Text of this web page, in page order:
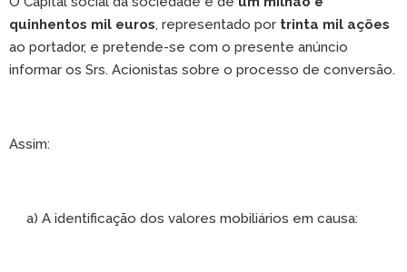
quinhentos mil euros, representado por trinta mil ações
ao portador, e pretende-se com o presente anúncio
informar os Srs. Acionistas sobre o processo de conversão.
Assim:
a) A identificação dos valores mobiliários em causa: